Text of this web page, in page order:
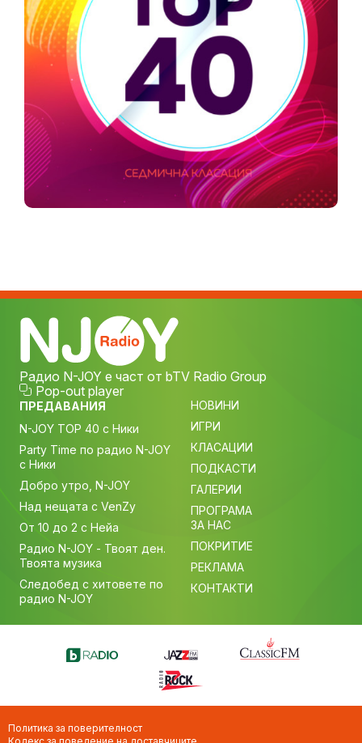
Радио N-JOY е част от bTV Radio Group
Pop-out player
ПРЕДАВАНИЯ
N-JOY TOP 40 с Ники
Party Time по радио N-JOY
с Ники
Добро утро, N-JOY
Над нещата с VenZy
От 10 до 2 с Нейа
Радио N-JOY - Твоят ден.
Твоята музика
Следобед с хитовете по
радио N-JOY
НОВИНИ
ИГРИ
КЛАСАЦИИ
ПОДКАСТИ
ГАЛЕРИИ
ПРОГРАМА
ЗА НАС
ПОКРИТИЕ
РЕКЛАМА
КОНТАКТИ
Политика за поверителност